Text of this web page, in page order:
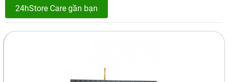
24hStore Care gần bạn